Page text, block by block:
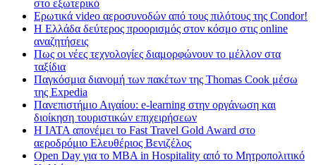
στο εξωτερικό
Eρωτικά video αεροσυνοδών από τους πιλότους της Condor!
Η Ελλάδα δεύτερος προορισμός στον κόσμο στις online
αναζητήσεις
Πως οι νέες τεχνολογίες διαμορφώνουν το μέλλον στα
ταξίδια
Παγκόσμια διανομή των πακέτων της Thomas Cook μέσω
της Expedia
Πανεπιστήμιο Αιγαίου: e-learning στην οργάνωση και
διοίκηση τουριστικών επιχειρήσεων
Η IATA απονέμει το Fast Travel Gold Award στο
αεροδρόμιο Ελευθέριος Βενιζέλος
Open Day για το MBA in Hospitality από το Μητροπολιτικό